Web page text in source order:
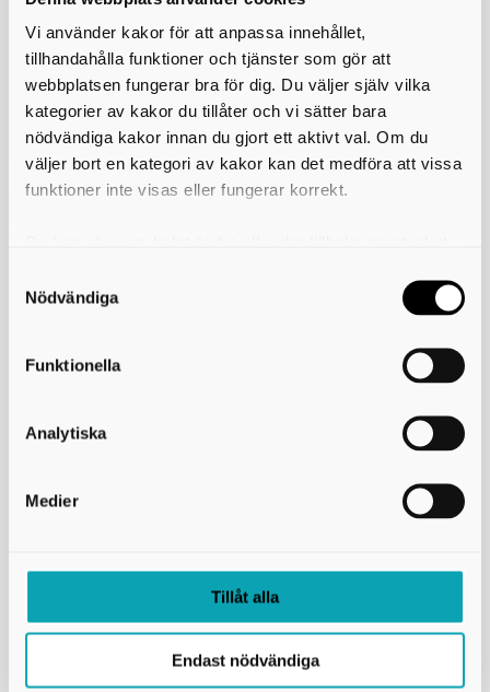
Vi använder kakor för att anpassa innehållet,
tillhandahålla funktioner och tjänster som gör att
webbplatsen fungerar bra för dig. Du väljer själv vilka
kategorier av kakor du tillåter och vi sätter bara
nödvändiga kakor innan du gjort ett aktivt val. Om du
väljer bort en kategori av kakor kan det medföra att vissa
funktioner inte visas eller fungerar korrekt.
användning av kakor som du hittar längst ner på sidan
Nödvändiga
Funktionella
Analytiska
Medier
Tillåt alla
Endast nödvändiga
Funktionella cookies behövs för att tillhandahålla vissa funktioner
och komma ihåg information som ändrar hur webbplatsen fungerar
eller visas. Webbplatsen fungerar om du inte vill att vi sätter
funktionella kakor, men du kan inte använda de specifika
funktionerna.
Session
rektabs Session
sp10651112 Session
g
Analytiska (6)
Cookies för statistik hjälper oss som webbplatsägare att förstå
hur du som besökare interagerar med våra webbplatser genom
att samla och rapportera in information anonymt. Informationen
används för uppföljning, anpassning av innehåll och optimering
användarupplevelsen. Ingen information skickas eller lagras